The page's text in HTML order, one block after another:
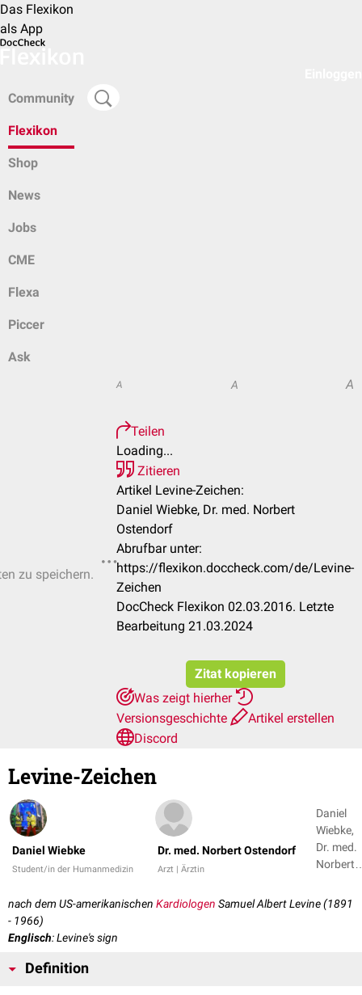
Das Flexikon
als App
Community
Flexikon
Shop
News
Jobs
CME
Flexa
Piccer
Ask
zu speichern.
A A A
Teilen
Loading...
Zitieren
Artikel Levine-Zeichen:
Daniel Wiebke, Dr. med. Norbert
Ostendorf
Abrufbar unter:
https://flexikon.doccheck.com/de/Levine-
Zeichen
DocCheck Flexikon 02.03.2016. Letzte
Bearbeitung 21.03.2024
Zitat kopieren
Was zeigt hierher
Versionsgeschichte
Artikel erstellen
Discord
Levine-Zeichen
Daniel Wiebke
Student/in der Humanmedizin
Dr. med. Norbert Ostendorf
Arzt | Ärztin
Daniel
Wiebke,
Dr. med.
Norbert
+ 1
nach dem US-amerikanischen Kardiologen Samuel Albert Levine (1891
- 1966)
Englisch: Levine's sign
Definition